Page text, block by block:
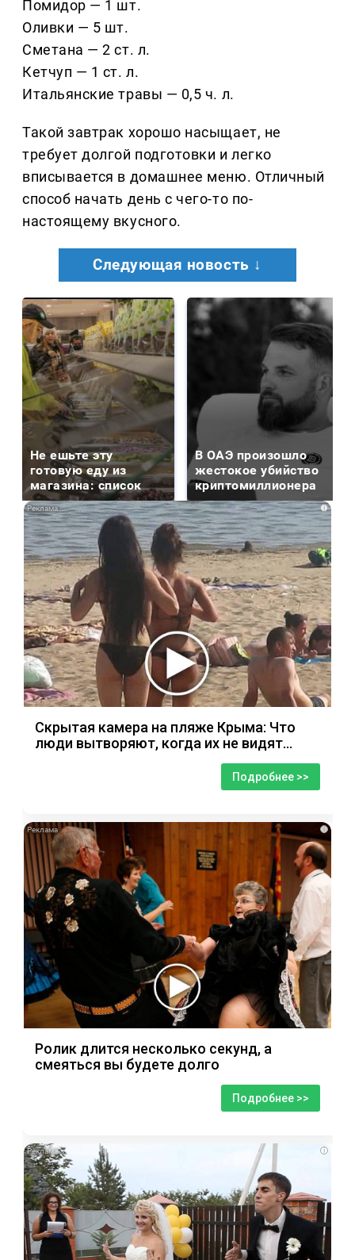
Помидор — 1 шт.
Оливки — 5 шт.
Сметана — 2 ст. л.
Кетчуп — 1 ст. л.
Итальянские травы — 0,5 ч. л.
Такой завтрак хорошо насыщает, не
требует долгой подготовки и легко
вписывается в домашнее меню. Отличный
способ начать день с чего-то по-
настоящему вкусного.
Следующая новость ↓
Не ешьте эту
готовую еду из
магазина: список
В ОАЭ произошло
жестокое убийство
криптомиллионера
i
Скрытая камера на пляже Крыма: Что
люди вытворяют, когда их не видят...
Подробнее >>
i
Ролик длится несколько секунд, а
смеяться вы будете долго
Подробнее >>
i